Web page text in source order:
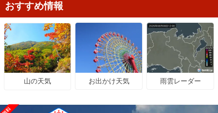
長崎県
宮崎県
鹿児島県
おすすめ情報
山の天気 お出かけ天気 雨雲レーダー